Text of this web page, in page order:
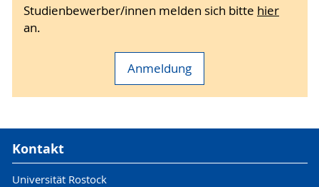
Studienbewerber/innen melden sich bitte hier
an.
Anmeldung
Kontakt
Universität Rostock